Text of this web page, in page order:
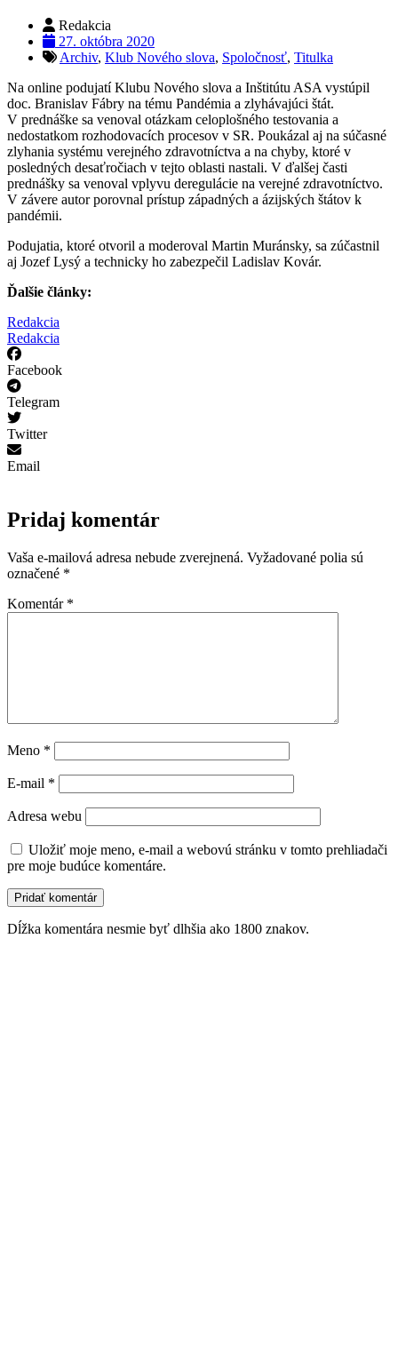
Redakcia
27. októbra 2020
Archiv, Klub Nového slova, Spoločnosť, Titulka
Na online podujatí Klubu Nového slova a Inštitútu ASA vystúpil
doc. Branislav Fábry na tému Pandémia a zlyhávajúci štát.
V prednáške sa venoval otázkam celoplošného testovania a
nedostatkom rozhodovacích procesov v SR. Poukázal aj na súčasné
zlyhania systému verejného zdravotníctva a na chyby, ktoré v
posledných desaťročiach v tejto oblasti nastali. V ďalšej časti
prednášky sa venoval vplyvu deregulácie na verejné zdravotníctvo.
V závere autor porovnal prístup západných a ázijských štátov k
pandémii.
Podujatia, ktoré otvoril a moderoval Martin Muránsky, sa zúčastnil
aj Jozef Lysý a technicky ho zabezpečil Ladislav Kovár.
Ďalšie články:
Redakcia
Redakcia
Facebook
Telegram
Twitter
Email
Pridaj komentár
Vaša e-mailová adresa nebude zverejnená. Vyžadované polia sú
označené *
Komentár *
Meno *
E-mail *
Adresa webu
Uložiť moje meno, e-mail a webovú stránku v tomto prehliadači
pre moje budúce komentáre.
Dĺžka komentára nesmie byť dlhšia ako 1800 znakov.